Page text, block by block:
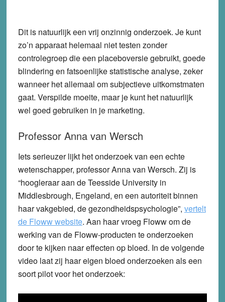
Dit is natuurlijk een vrij onzinnig onderzoek. Je kunt
zo’n apparaat helemaal niet testen zonder
controlegroep die een placeboversie gebruikt, goede
blindering en fatsoenlijke statistische analyse, zeker
wanneer het allemaal om subjectieve uitkomstmaten
gaat. Verspilde moeite, maar je kunt het natuurlijk
wel goed gebruiken in je marketing.
Professor Anna van Wersch
Iets serieuzer lijkt het onderzoek van een echte
wetenschapper, professor Anna van Wersch. Zij is
“hoogleraar aan de Teesside University in
Middlesbrough, Engeland, en een autoriteit binnen
haar vakgebied, de gezondheidspsychologie”, vertelt
de Floww website. Aan haar vroeg Floww om de
werking van de Floww-producten te onderzoeken
door te kijken naar effecten op bloed. In de volgende
video laat zij haar eigen bloed onderzoeken als een
soort pilot voor het onderzoek: